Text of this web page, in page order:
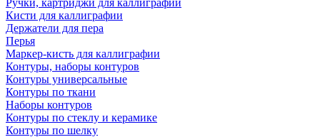
Ручки, картриджи для каллиграфии
Кисти для каллиграфии
Держатели для пера
Перья
Маркер-кисть для каллиграфии
Контуры, наборы контуров
Контуры универсальные
Контуры по ткани
Наборы контуров
Контуры по стеклу и керамике
Контуры по шелку